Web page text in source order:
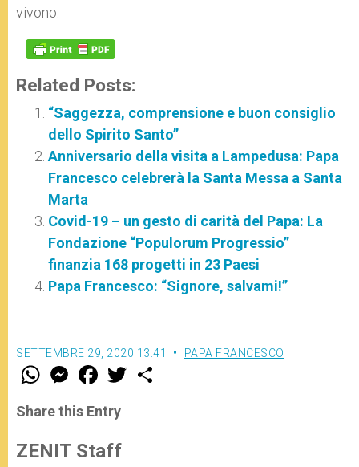
vivono.
Related Posts:
“Saggezza, comprensione e buon consiglio
dello Spirito Santo”
Anniversario della visita a Lampedusa: Papa
Francesco celebrerà la Santa Messa a Santa
Marta
Covid-19 – un gesto di carità del Papa: La
Fondazione “Populorum Progressio”
finanzia 168 progetti in 23 Paesi
Papa Francesco: “Signore, salvami!”
SETTEMBRE 29, 2020 13:41 PAPA FRANCESCO
W
t
s
p
p
M
e
s
e
g
e
F
a
e
b
o
k
w
Share this Entry
ZENIT Staff